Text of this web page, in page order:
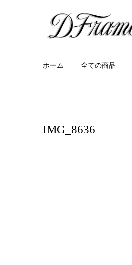
ホーム 全ての商品
IMG_8636